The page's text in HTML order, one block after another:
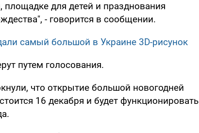
площадке для детей и празднования
- говорится в сообщении.
самый большой в Украине 3D-рисунок
путем голосования.
что открытие большой новогодней
16 декабря и будет функционировать